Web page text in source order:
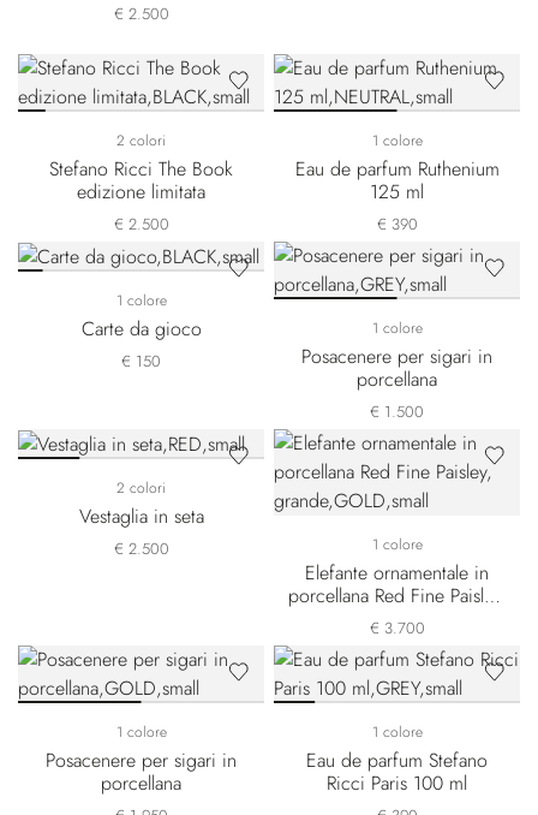
€ 2.500
2 colori
Stefano Ricci The Book
edizione limitata
€ 2.500
1 colore
Eau de parfum Ruthenium
125 ml
€ 390
1 colore
Carte da gioco
€ 150
1 colore
Posacenere per sigari in
porcellana
€ 1.500
2 colori
Vestaglia in seta
€ 2.500 1 colore
Elefante ornamentale in
porcellana Red Fine Paisley,
grande
€ 3.700
1 colore
Posacenere per sigari in
porcellana
1 colore
Eau de parfum Stefano
Ricci Paris 100 ml